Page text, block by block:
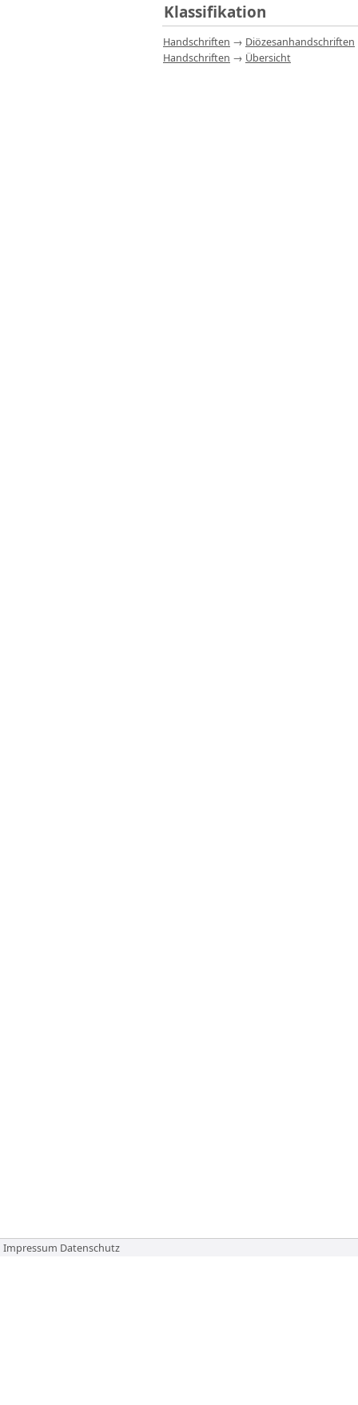
Klassifikation
Handschriften → Diözesanhandschriften
Handschriften → Übersicht
Impressum Datenschutz